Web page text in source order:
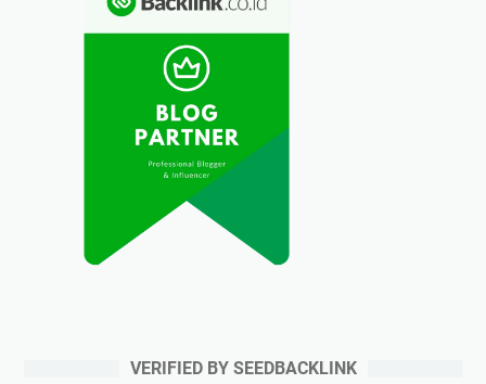
VERIFIED BY SEEDBACKLINK